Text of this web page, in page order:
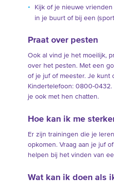
Kijk of je nieuwe
in je buurt of bij een
Praat over pesten
Ook al vind je het moeilijk,
over het pesten. Met een
of je juf of meester. Je kunt
Kindertelefoon: 0800-0432.
je ook met hen chatten.
Hoe kan ik me
Er zijn trainingen die je
opkomen. Vraag aan je juf
helpen bij het vinden van
Wat kan ik doen als